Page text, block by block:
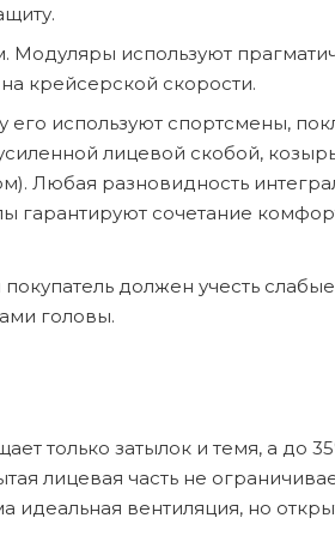
используют
крейсерской скорости.
используют спортсмены,
лицевой скобой,
Любая разновидность
гарантируют сочетание
должен учесть
головы.
только затылок и темя, а до
лицевая часть не
идеальная вентиляция, но